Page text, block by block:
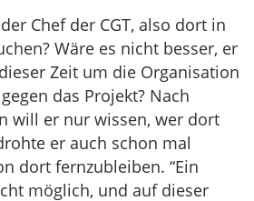
Chef der CGT, also dort in
Wäre es nicht besser, er
Zeit um die Organisation
das Projekt? Nach
will er nur wissen, wer dort
er auch schon mal
dort fernzubleiben. “Ein
möglich, und auf dieser